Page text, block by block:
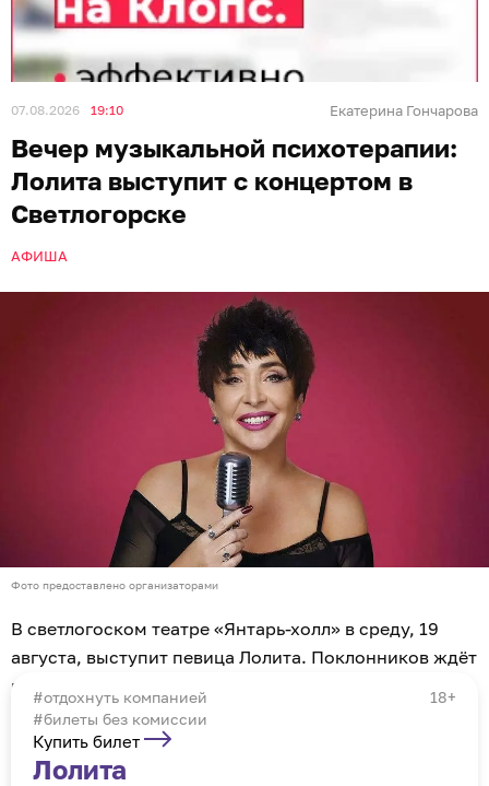
07.08.2026 19:10 Екатерина Гончарова
Вечер музыкальной психотерапии:
Лолита выступит с концертом в
Светлогорске
АФИША
Фото предоставлено организаторами
В светлогоском театре «Янтарь-холл» в среду, 19
августа, выступит певица Лолита. Поклонников ждёт
почти двухчасовое шоу с лучшими её хитами. Об
этом «Клопс Афише» сообщили организаторы.
18+
отдохнуть компанией
#билеты без комиссии
Купить билет
Лолита